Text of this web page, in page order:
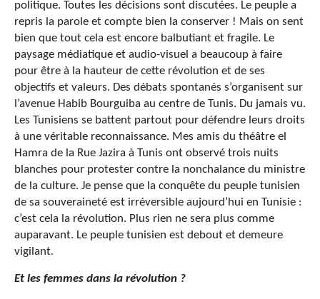
politique. Toutes les décisions sont discutées. Le peuple a
repris la parole et compte bien la conserver ! Mais on sent
bien que tout cela est encore balbutiant et fragile. Le
paysage médiatique et audio-visuel a beaucoup à faire
pour être à la hauteur de cette révolution et de ses
objectifs et valeurs. Des débats spontanés s’organisent sur
l’avenue Habib Bourguiba au centre de Tunis. Du jamais vu.
Les Tunisiens se battent partout pour défendre leurs droits
à une véritable reconnaissance. Mes amis du théâtre el
Hamra de la Rue Jazira à Tunis ont observé trois nuits
blanches pour protester contre la nonchalance du ministre
de la culture. Je pense que la conquête du peuple tunisien
de sa souveraineté est irréversible aujourd’hui en Tunisie :
c’est cela la révolution. Plus rien ne sera plus comme
auparavant. Le peuple tunisien est debout et demeure
vigilant.
Et les femmes dans la révolution ?